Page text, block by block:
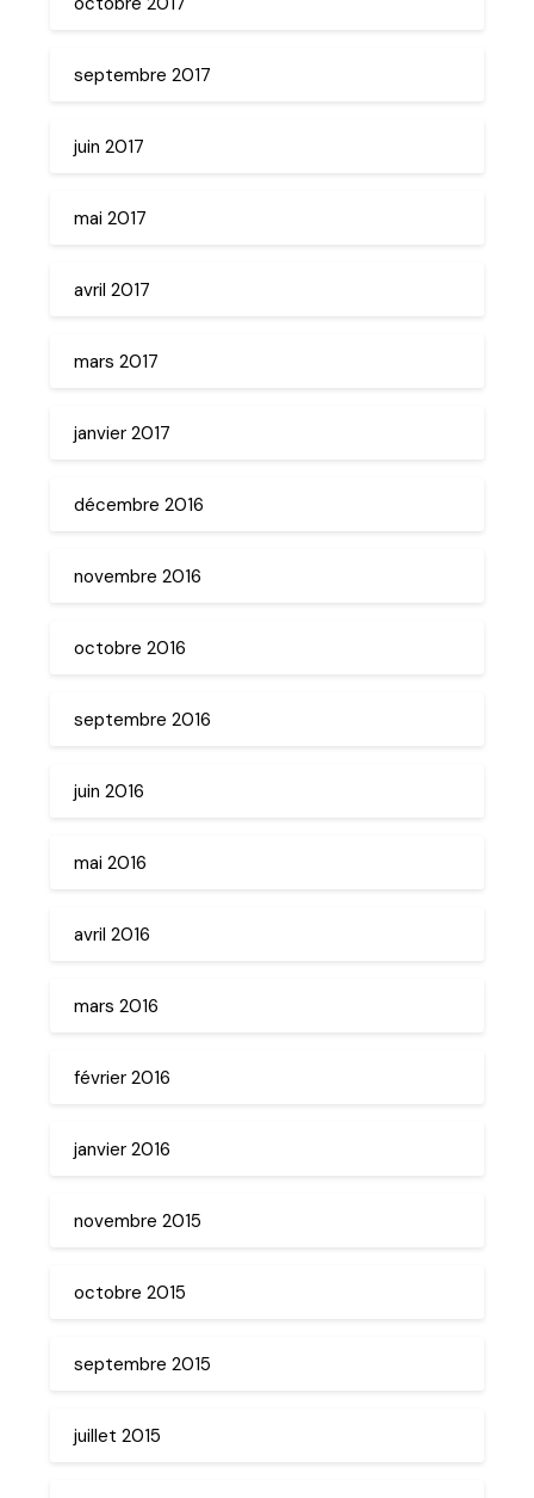
septembre 2017
juin 2017
mai 2017
avril 2017
mars 2017
janvier 2017
décembre 2016
novembre 2016
octobre 2016
septembre 2016
juin 2016
mai 2016
avril 2016
mars 2016
février 2016
janvier 2016
novembre 2015
octobre 2015
septembre 2015
juillet 2015